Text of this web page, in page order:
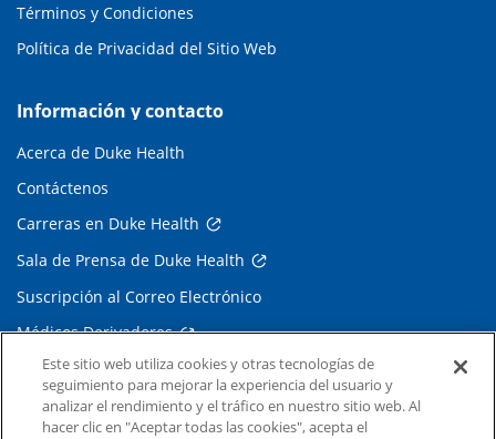
Términos y Condiciones
Política de Privacidad del Sitio Web
Información y contacto
Acerca de Duke Health
Contáctenos
Carreras en Duke Health
Sala de Prensa de Duke Health
Suscripción al Correo Electrónico
Médicos Derivadores
Enlaces relacionados
Este sitio web utiliza cookies y otras tecnologías de
seguimiento para mejorar la experiencia del usuario y
analizar el rendimiento y el tráfico en nuestro sitio web. Al
hacer clic en "Aceptar todas las cookies", acepta el